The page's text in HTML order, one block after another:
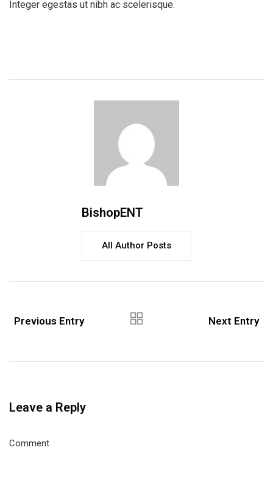
Integer egestas ut nibh ac scelerisque.
BishopENT
All Author Posts
Previous Entry Next Entry
Leave a Reply